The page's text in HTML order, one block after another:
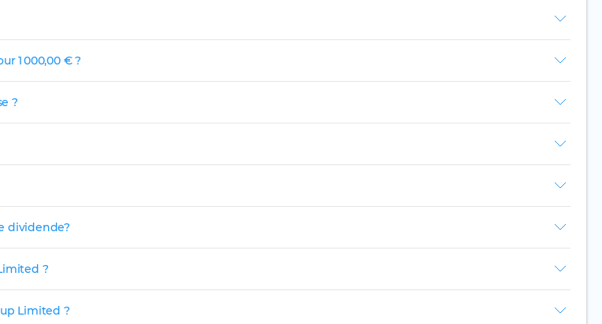
1 000,00 € ?
?
dividende?
?
Limited ?